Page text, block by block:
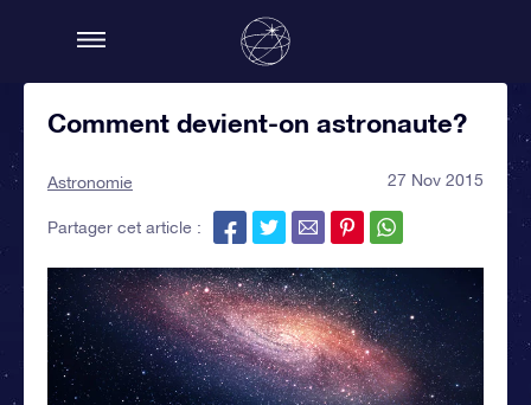
Comment devient-on astronaute?
Astronomie 27 Nov 2015
Partager cet article :